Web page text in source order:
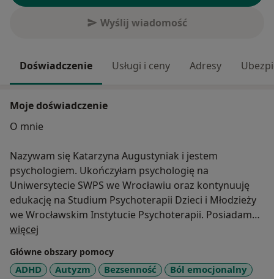
Wyślij wiadomość
Doświadczenie Usługi i ceny Adresy
Moje doświadczenie
O mnie
Nazywam się Katarzyna Augustyniak i jestem
psychologiem. Ukończyłam psychologię na
Uniwersytecie SWPS we Wrocławiu oraz kontynuuję
edukację na Studium Psychoterapii Dzieci i Młodzieży
we Wrocławskim Instytucie Psychoterapii. Posiadam
także certyfikat Trenerki Umiejętności Społecznych.
Doświadczenie
więcej
Główne obszary pomocy
ADHD Autyzm Bezsenność
Ból emocjonalny